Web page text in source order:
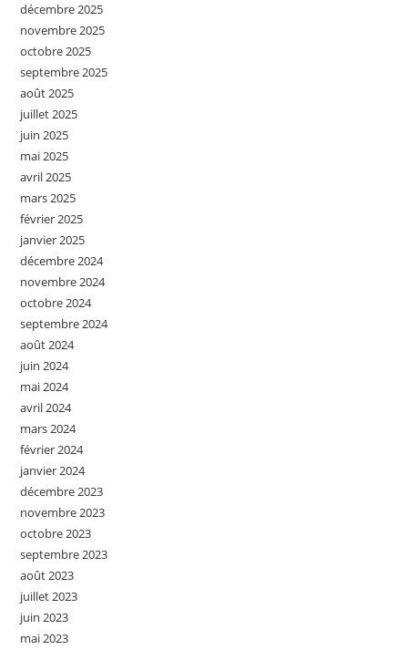
décembre 2025
novembre 2025
octobre 2025
septembre 2025
août 2025
juillet 2025
juin 2025
mai 2025
avril 2025
mars 2025
février 2025
janvier 2025
décembre 2024
novembre 2024
octobre 2024
septembre 2024
août 2024
juin 2024
mai 2024
avril 2024
mars 2024
février 2024
janvier 2024
décembre 2023
novembre 2023
octobre 2023
septembre 2023
août 2023
juillet 2023
juin 2023
mai 2023